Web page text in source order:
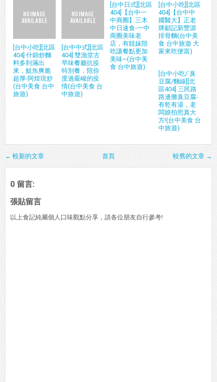
[台中小吃][北區
404] 什錦炒麵
料多到滿出
來，魷魚爽脆
超厚-阿煌現炒
(台中美食 台中
旅遊)
[台中中式][北區
404] 雙漁堂古
早味餐廳抗疫
特別餐，陪你
度過嚴峻的疫
情(台中美食 台
中旅遊)
[台中日式][北區
404]【台中一
中商圈】三木
中日速食-一中
商圈美味老
店，有靚妹陪
吃讓餐點更加
美味~(台中美
食 台中旅遊)
[台中小吃][北區
404]【台中中
國醫大】正老
牌顧記新豐源
排骨麵(台中美
食 台中旅遊 大
家來吃便當)
[台中小吃/ˊ臭
豆腐/麵線][北
區404] 三民路
路邊攤臭豆腐-
有乾有湯，老
闆娘拍照真大
方!(台中美食 台
中旅遊)
← 較新的文章 較舊的文章 →
首頁
0 留言:
張貼留言
以上食記純屬個人口味觀點分享，請各位朋友自行參考!